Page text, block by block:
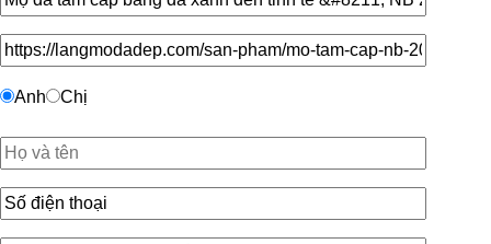
Anh Chị